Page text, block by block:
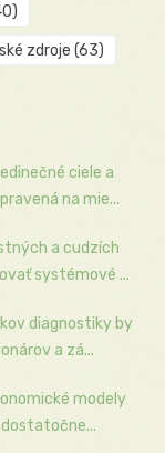
zdroje (63)
ciele a
na mie...
a cudzích
systémové ...
diagnostiky by
a zá...
modely